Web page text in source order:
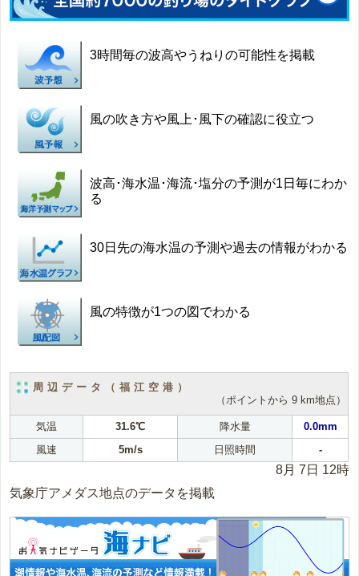
3時間毎の波高やうねりの可能性を掲載
風の吹き方や風上･風下の確認に役立つ
波高･海水温･海流･塩分の予測が1日毎にわか
る
30日先の海水温の予測や過去の情報がわかる
風の特徴が1つの図でわかる
周辺データ（福江空港）
（ポイントから 9 km地点）
気温 31.6℃ 降水量
0.0mm
風速
5m/s 日照時間 -
8月 7日 12時
気象庁アメダス地点のデータを掲載